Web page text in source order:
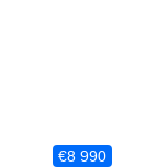
€8 990